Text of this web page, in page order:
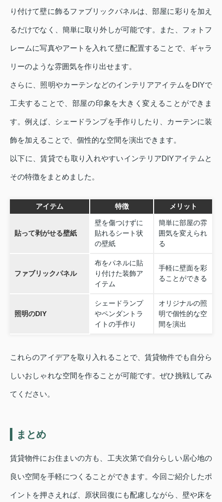
り付けて壁に飾るファブリックパネルは、部屋に彩りを加え
るだけでなく、簡単に取り外しが可能です。また、フォトフ
レームに写真やアートを入れて壁に配置することで、ギャラ
リーのような雰囲気を作り出せます。
さらに、照明やカーテンなどのインテリアアイテムをDIYで
工夫することで、部屋の印象を大きく変えることができま
す。例えば、シェードランプを手作りしたり、カーテンに装
飾を加えることで、個性的な空間を演出できます。
以下に、賃貸でも取り入れやすいインテリアDIYアイテムと
その特徴をまとめました。
アイテム 特徴 メリット
貼って剥がせる壁紙
壁を傷つけずに
貼れるシート状
の壁紙
簡単に部屋の雰
囲気を変えられ
る
ファブリックパネル
布をパネルに貼
り付けた装飾ア
イテム
手軽に壁面を彩
ることができる
照明のDIY
シェードランプ
やペンダントラ
イトの手作り
オリジナルの照
明で個性的な空
間を演出
これらのアイデアを取り入れることで、賃貸物件でも自分ら
しいおしゃれな空間を作ることが可能です。ぜひ挑戦してみ
てください。
まとめ
賃貸物件にお住まいの方も、工夫次第で自分らしい居心地の
良い空間を手軽につくることができます。今回ご紹介したポ
イントを押さえれば、原状回復にも配慮しながら、壁や床を